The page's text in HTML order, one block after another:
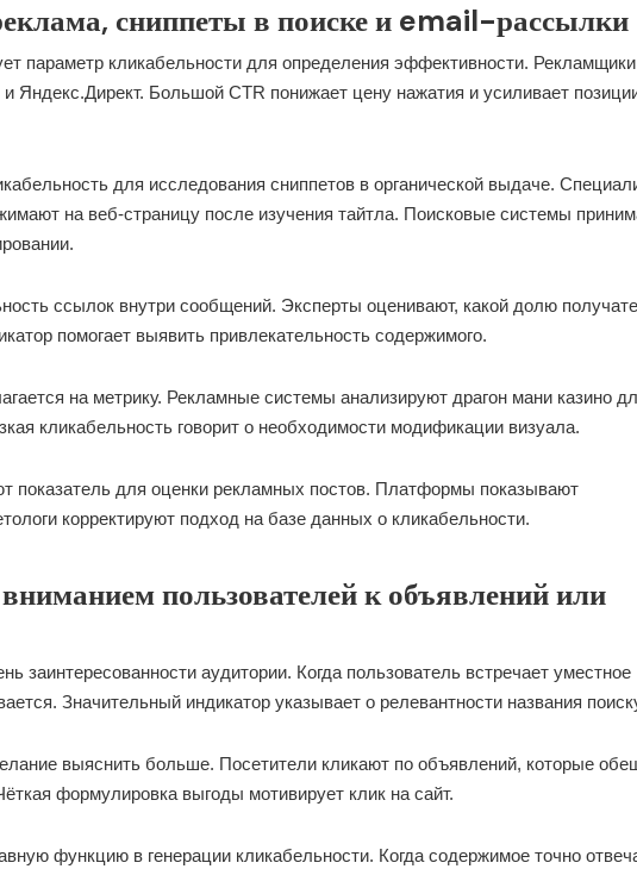
сниппеты в поиске и email-рассылки
параметр кликабельности для определения эффективности. Рекламщики
Яндекс.Директ. Большой CTR понижает цену нажатия и усиливает
для исследования сниппетов в органической выдаче.
на веб-страницу после изучения тайтла. Поисковые системы
ссылок внутри сообщений. Эксперты оценивают, какой долю
помогает выявить привлекательность содержимого.
на метрику. Рекламные системы анализируют драгон мани казино
кликабельность говорит о необходимости модификации визуала.
показатель для оценки рекламных постов. Платформы показывают
корректируют подход на базе данных о кликабельности.
пользователей к объявлений или
заинтересованности аудитории. Когда пользователь встречает уместное
Значительный индикатор указывает о релевантности названия
выяснить больше. Посетители кликают по объявлений, которые
формулировка выгоды мотивирует клик на сайт.
функцию в генерации кликабельности. Когда содержимое точно